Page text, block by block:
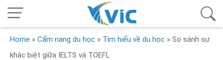
Home » Cẩm nang du học » Tìm hiểu về du học » So sánh sự
khác biệt giữa IELTS và TOEFL